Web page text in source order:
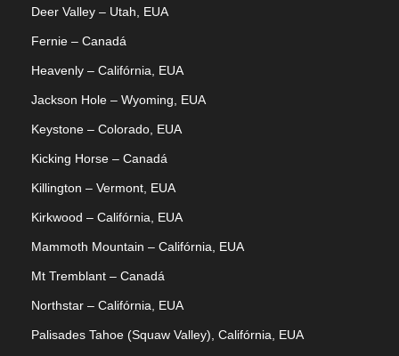
Deer Valley – Utah, EUA
Fernie – Canadá
Heavenly – Califórnia, EUA
Jackson Hole – Wyoming, EUA
Keystone – Colorado, EUA
Kicking Horse – Canadá
Killington – Vermont, EUA
Kirkwood – Califórnia, EUA
Mammoth Mountain – Califórnia, EUA
Mt Tremblant – Canadá
Northstar – Califórnia, EUA
Palisades Tahoe (Squaw Valley), Califórnia, EUA